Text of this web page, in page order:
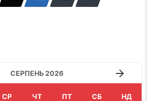
СЕРПЕНЬ 2026
СР ЧТ ПТ СБ НД